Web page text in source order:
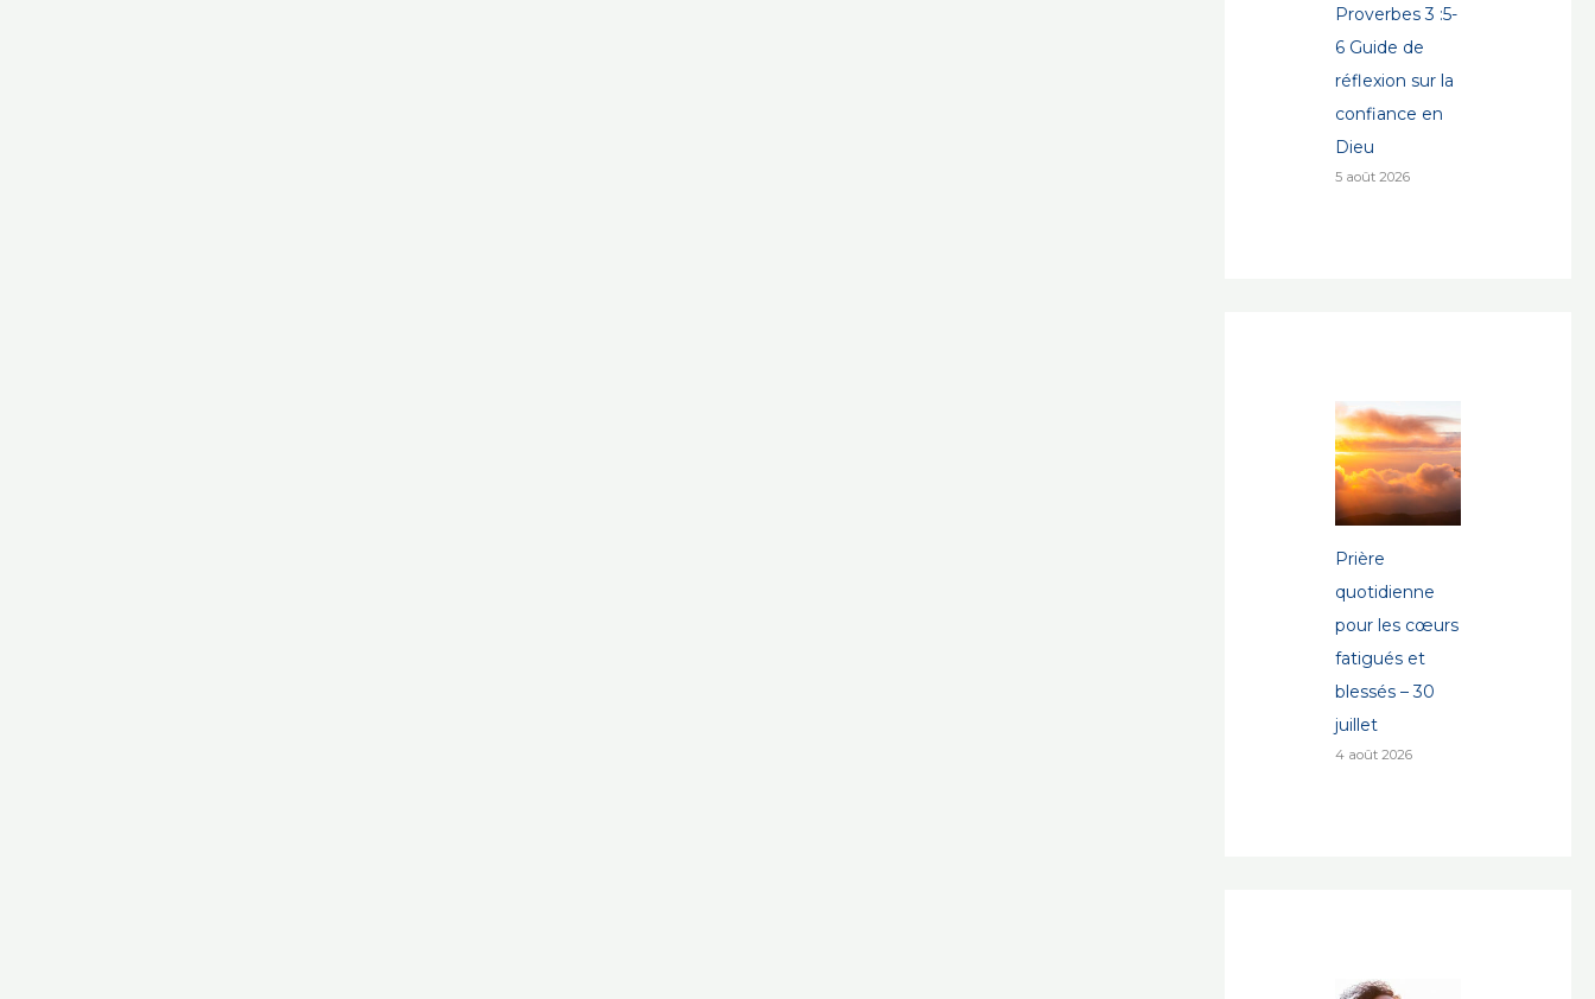
Proverbes 3 :5-
6 Guide de
réflexion sur la
confiance en
Dieu
5 août 2026
Prière
quotidienne
pour les cœurs
fatigués et
blessés – 30
juillet
4 août 2026